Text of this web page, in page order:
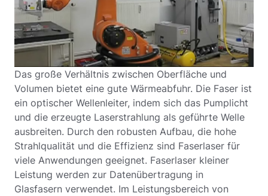
Das große Verhältnis zwischen Oberfläche und
Volumen bietet eine gute Wärmeabfuhr. Die Faser ist
ein optischer Wellenleiter, indem sich das Pumplicht
und die erzeugte Laserstrahlung als geführte Welle
ausbreiten. Durch den robusten Aufbau, die hohe
Strahlqualität und die Effizienz sind Faserlaser für
viele Anwendungen geeignet. Faserlaser kleiner
Leistung werden zur Datenübertragung in
Glasfasern verwendet. Im Leistungsbereich von